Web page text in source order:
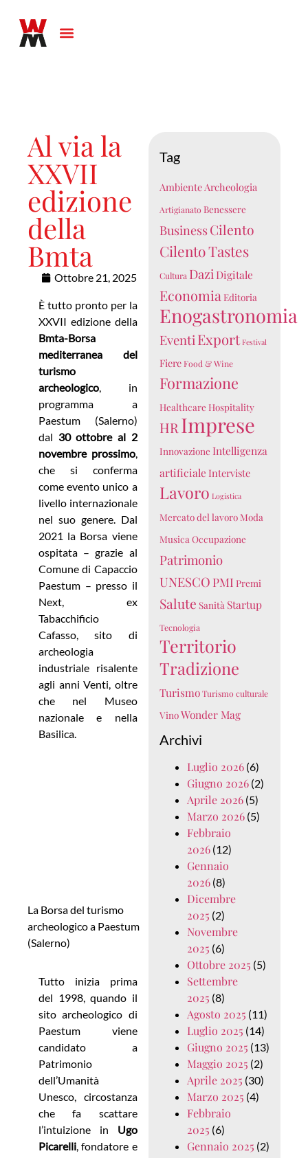
Al via la
XXVII
edizione
della
Bmta
Ottobre 21, 2025
È tutto pronto per la
XXVII edizione della
Bmta-Borsa
mediterranea del
turismo
archeologico, in
programma a
Paestum (Salerno)
dal 30 ottobre al 2
novembre prossimo,
che si conferma
come evento unico a
livello internazionale
nel suo genere. Dal
2021 la Borsa viene
ospitata – grazie al
Comune di Capaccio
Paestum – presso il
Next, ex
Tabacchificio
Cafasso, sito di
archeologia
industriale risalente
agli anni Venti, oltre
che nel Museo
nazionale e nella
Basilica.
La Borsa del turismo
archeologico a Paestum
(Salerno)
Tutto inizia prima
del 1998, quando il
sito archeologico di
Paestum viene
candidato a
Patrimonio
dell’Umanità
Unesco, circostanza
che fa scattare
l’intuizione in Ugo
Picarelli, fondatore e
Tag
AmbienteArcheologia
Artigianato Benessere
BusinessCilento
Cilento Tastes
Cultura Dazi Digitale
Economia Editoria
Enogastronomia
EventiExport Festival
Fiere Food & Wine
Formazione
HealthcareHospitality
HR Imprese
Innovazione Intelligenza
artificiale Interviste
Lavoro Logistica
Mercato del lavoroModa
Musica Occupazione
Patrimonio
UNESCO PMI Premi
Salute Sanità Startup
Tecnologia
Territorio
Tradizione
Turismo Turismo culturale
VinoWonder Mag
Archivi
Luglio 2026(6)
Giugno 2026(2)
Aprile 2026(5)
Marzo 2026(5)
Febbraio
2026(12)
Gennaio
2026(8)
Dicembre
2025 (2)
Novembre
2025 (6)
Ottobre 2025 (5)
Settembre
2025 (8)
Agosto 2025 (11)
Luglio 2025 (14)
Giugno 2025 (13)
Maggio 2025 (2)
Aprile 2025 (30)
Marzo 2025 (4)
Febbraio
2025 (6)
Gennaio 2025 (2)